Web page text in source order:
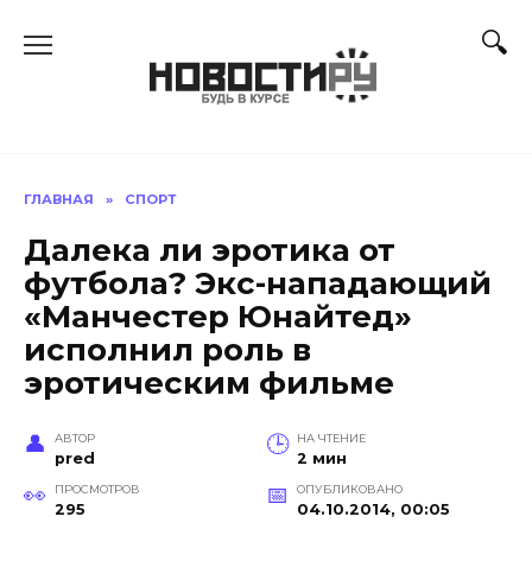
ГЛАВНАЯ » СПОРТ
Далека ли эротика от
футбола? Экс-нападающий
«Манчестер Юнайтед»
исполнил роль в
эротическим фильме
АВТОР
pred
НА ЧТЕНИЕ
2 мин
ПРОСМОТРОВ
295
ОПУБЛИКОВАНО
04.10.2014, 00:05